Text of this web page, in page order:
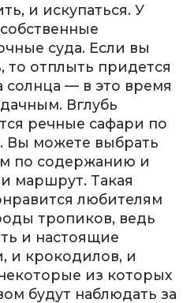
и искупаться. У
суда. Если вы
то отплыть придется
солнца — в это время
Вглубь
речные сафари по
Вы можете выбрать
по содержанию и
маршрут. Такая
любителям
тропиков, ведь
и настоящие
и крокодилов, и
из которых
будут наблюдать за